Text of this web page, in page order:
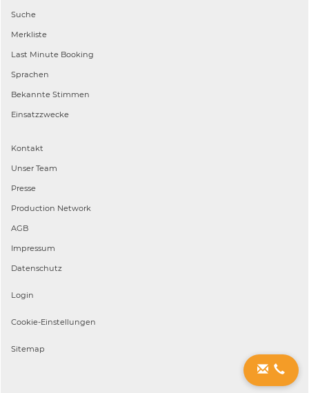
Suche
Merkliste
Last Minute Booking
Sprachen
Bekannte Stimmen
Einsatzzwecke
Kontakt
Unser Team
Presse
Production Network
AGB
Impressum
Datenschutz
Login
Cookie-Einstellungen
Sitemap